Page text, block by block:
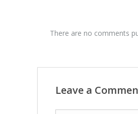
There are no comments
Leave a